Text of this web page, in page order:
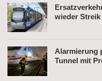
wieder Streik
Alarmierung
Tunnel mit